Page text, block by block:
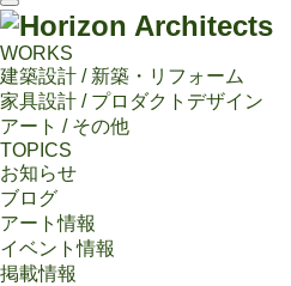
WORKS
建築設計 / 新築・リフォーム
家具設計 / プロダクトデザイン
アート / その他
TOPICS
お知らせ
ブログ
アート情報
イベント情報
掲載情報